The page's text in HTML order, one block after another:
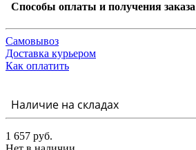
Способы оплаты и получения заказа
Самовывоз
Доставка курьером
Как оплатить
Наличие на складах
1 657 руб.